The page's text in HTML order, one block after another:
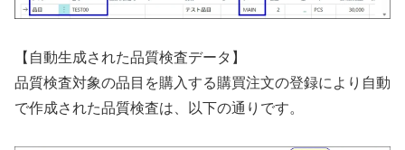
【自動生成された品質検査データ】
品質検査対象の品目を購入する購買注文の登録により自動
で作成された品質検査は、以下の通りです。